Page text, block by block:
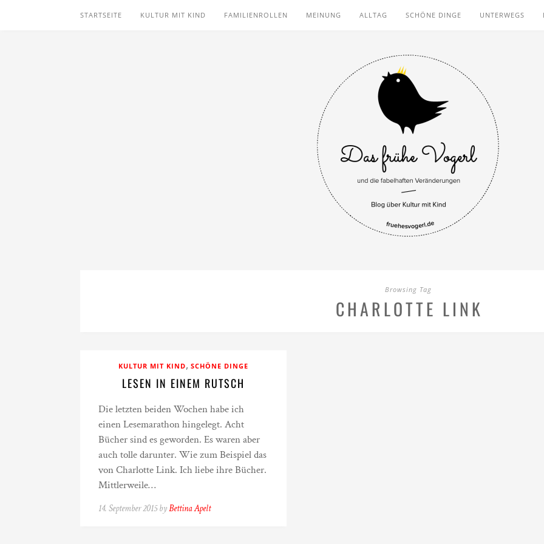
STARTSEITE KULTUR MIT KIND FAMILIENROLLEN MEINUNG ALLTAG SCHÖNE DINGE UNTERWEGS
Browsing Tag
CHARLOTTE LINK
KULTUR MIT KIND, SCHÖNE DINGE
LESEN IN EINEM RUTSCH
Die letzten beiden Wochen habe ich
einen Lesemarathon hingelegt. Acht
Bücher sind es geworden. Es waren aber
auch tolle darunter. Wie zum Beispiel das
von Charlotte Link. Ich liebe ihre Bücher.
Mittlerweile…
14. September 2015 byBettina Apelt